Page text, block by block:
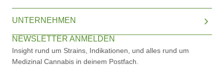
UNTERNEHMEN
NEWSLETTER ANMELDEN
Insight rund um Strains, Indikationen, und alles rund um
Medizinal Cannabis in deinem Postfach.